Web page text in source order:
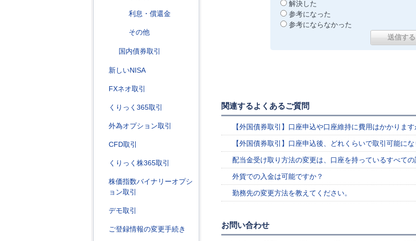
利息・償還金
その他
国内債券取引
新しいNISA
FXネオ取引
くりっく365取引
外為オプション取引
CFD取引
くりっく株365取引
株価指数バイナリーオプシ
ョン取引
デモ取引
ご登録情報の変更手続き
解決した
参考になった
参考にならなかった
関連するよくあるご質問
【外国債券取引】口座申込や口座維持に費用はかかります
【外国債券取引】口座申込後、どれくらいで取引可能に
配当金受け取り方法の変更は、口座を持っているすべて
外貨での入金は可能ですか？
勤務先の変更方法を教えてください。
お問い合わせ